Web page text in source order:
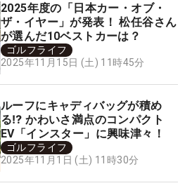
2025年度の「日本カー・オブ・
ザ・イヤー」が発表！ 松任谷さん
が選んだ10ベストカーは？
ゴルフライフ
2025年11月15日 (土) 11時45分
ルーフにキャディバッグが積め
る⁉ かわいさ満点のコンパクト
EV「インスター」に興味津々！
ゴルフライフ
2025年11月1日 (土) 11時30分